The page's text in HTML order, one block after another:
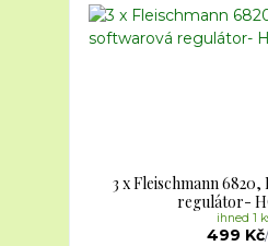
3 x Fleischmann
regulátor-
499 Kč/
ihned 1